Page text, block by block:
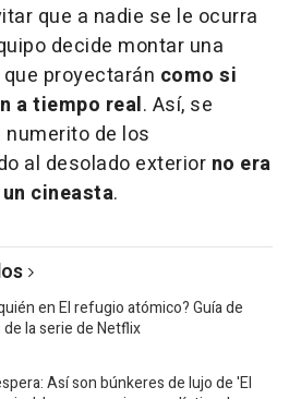
que a nadie se le ocurra
decide montar una
proyectarán como si
a tiempo real. Así, se
de los
al desolado exterior no era
cineasta.
en El refugio atómico? Guía de
la serie de Netflix
Así son búnkeres de lujo de 'El